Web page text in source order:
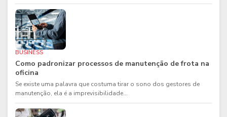
BUSINESS
Como padronizar processos de manutenção de frota na
oficina
Se existe uma palavra que costuma tirar o sono dos gestores de
manutenção, ela é a imprevisibilidade...